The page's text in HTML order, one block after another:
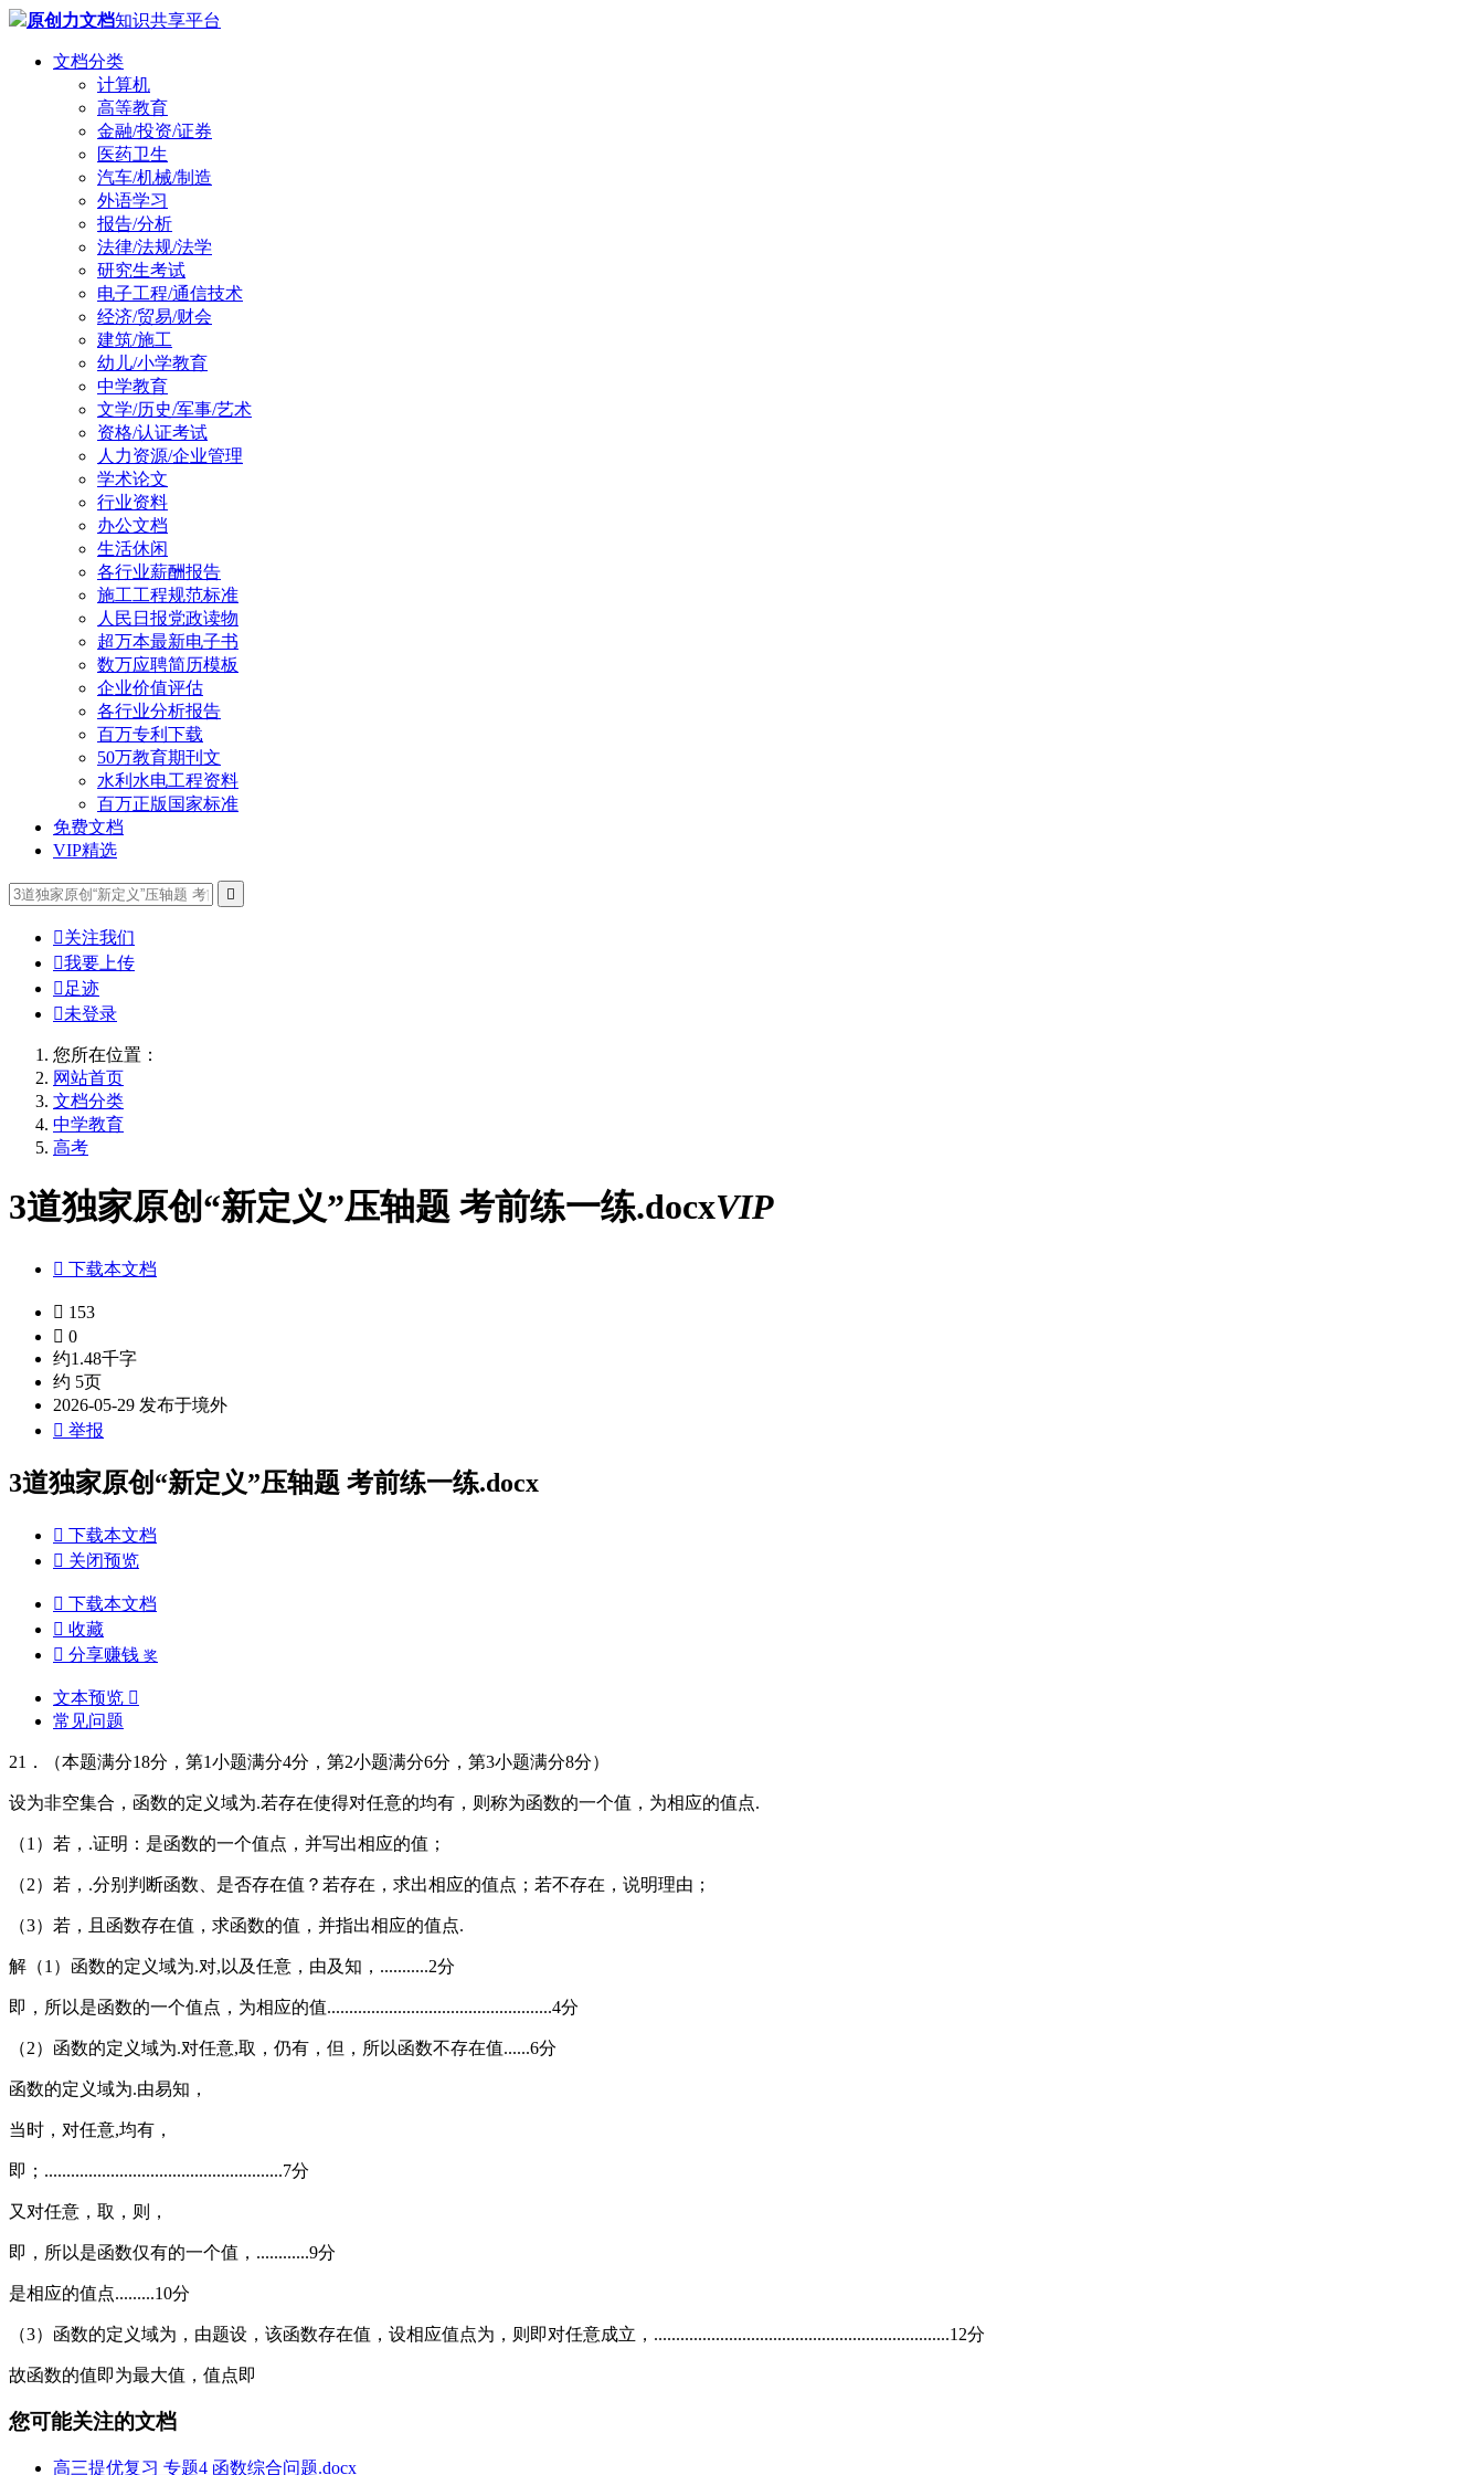
原创力文档知识共享平台
文档分类
计算机
高等教育
金融/投资/证券
医药卫生
汽车/机械/制造
外语学习
报告/分析
法律/法规/法学
研究生考试
电子工程/通信技术
经济/贸易/财会
建筑/施工
幼儿/小学教育
中学教育
文学/历史/军事/艺术
资格/认证考试
人力资源/企业管理
学术论文
行业资料
办公文档
生活休闲
各行业薪酬报告
施工工程规范标准
人民日报党政读物
超万本最新电子书
数万应聘简历模板
企业价值评估
各行业分析报告
百万专利下载
50万教育期刊文
水利水电工程资料
百万正版国家标准
免费文档
VIP精选

关注我们
我要上传
 足迹
未登录
您所在位置：
网站首页
文档分类
中学教育
高考
3道独家原创“新定义”压轴题 考前练一练.docxVIP
 下载本文档
 153
 0
约1.48千字
约 5页
2026-05-29 发布于境外
 举报
3道独家原创“新定义”压轴题 考前练一练.docx
 下载本文档
 关闭预览
 下载本文档
 收藏
 分享赚钱 奖
文本预览 
常见问题
21．（本题满分18分，第1小题满分4分，第2小题满分6分，第3小题满分8分）
设为非空集合，函数的定义域为.若存在使得对任意的均有，则称为函数的一个值，为相应的值点.
（1）若，.证明：是函数的一个值点，并写出相应的值；
（2）若，.分别判断函数、是否存在值？若存在，求出相应的值点；若不存在，说明理由；
（3）若，且函数存在值，求函数的值，并指出相应的值点.
解（1）函数的定义域为.对,以及任意，由及知，...........2分
即，所以是函数的一个值点，为相应的值...................................................4分
（2）函数的定义域为.对任意,取，仍有，但，所以函数不存在值......6分
函数的定义域为.由易知，
当时，对任意,均有，
即；......................................................7分
又对任意，取，则，
即，所以是函数仅有的一个值，............9分
是相应的值点.........10分
（3）函数的定义域为，由题设，该函数存在值，设相应值点为，则即对任意成立，...................................................................12分
故函数的值即为最大值，值点即
您可能关注的文档
高三提优复习 专题4 函数综合问题.docx